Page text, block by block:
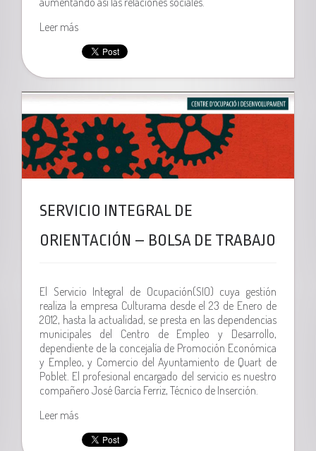
Leer más
SERVICIO INTEGRAL DE
ORIENTACIÓN – BOLSA DE TRABAJO
El Servicio Integral de Ocupación(SIO) cuya gestión
realiza la empresa Culturama desde el 23 de Enero de
2012, hasta la actualidad, se presta en las dependencias
municipales del Centro de Empleo y Desarrollo,
dependiente de la concejalía de Promoción Económica
y Empleo, y Comercio del Ayuntamiento de Quart de
Poblet. El profesional encargado del servicio es nuestro
compañero José García Ferriz, Técnico de Inserción.
Leer más